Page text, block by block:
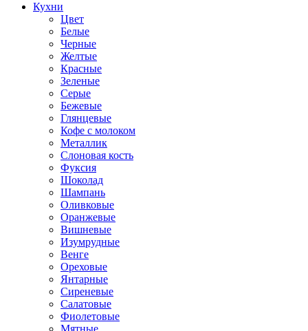
Кухни
Цвет
Белые
Черные
Желтые
Красные
Зеленые
Серые
Бежевые
Глянцевые
Кофе с молоком
Металлик
Слоновая кость
Фуксия
Шоколад
Шампань
Оливковые
Оранжевые
Вишневые
Изумрудные
Венге
Ореховые
Янтарные
Сиреневые
Салатовые
Фиолетовые
Мятные